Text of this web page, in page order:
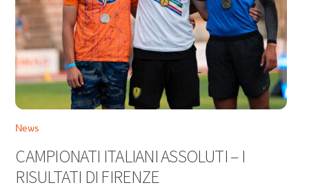
News
CAMPIONATI ITALIANI ASSOLUTI – I
RISULTATI DI FIRENZE